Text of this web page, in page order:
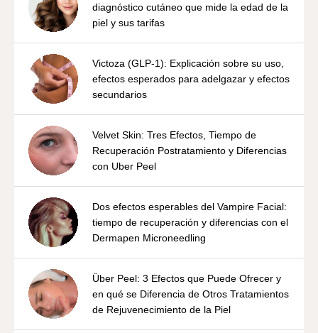
diagnóstico cutáneo que mide la edad de la
piel y sus tarifas
Victoza (GLP-1): Explicación sobre su uso,
efectos esperados para adelgazar y efectos
secundarios
Velvet Skin: Tres Efectos, Tiempo de
Recuperación Postratamiento y Diferencias
con Uber Peel
Dos efectos esperables del Vampire Facial:
tiempo de recuperación y diferencias con el
Dermapen Microneedling
Über Peel: 3 Efectos que Puede Ofrecer y
en qué se Diferencia de Otros Tratamientos
de Rejuvenecimiento de la Piel